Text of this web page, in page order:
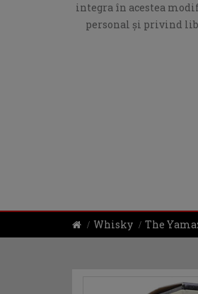
integra în acestea
personal și privind
Whisky The